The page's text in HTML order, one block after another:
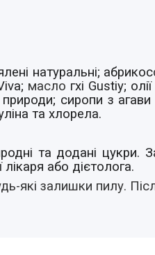
натуральні;
масло гхі Gustiy;
сиропи з
та хлорела.
та додані цукри.
або дієтолога.
які залишки пилу.